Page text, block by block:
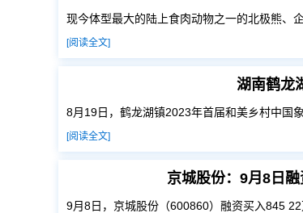
现今体型最大的陆上食肉动物之一的北极熊、
[阅读全文]
湖南鹤龙
8月19日，鹤龙湖镇2023年首届和美乡村中国
[阅读全文]
京城股份：9月8日
9月8日，京城股份（600860）融资买入845 22